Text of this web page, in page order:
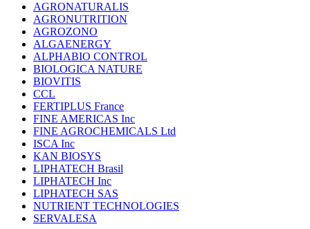
AGRONATURALIS
AGRONUTRITION
AGROZONO
ALGAENERGY
ALPHABIO CONTROL
BIOLOGICA NATURE
BIOVITIS
CCL
FERTIPLUS France
FINE AMERICAS Inc
FINE AGROCHEMICALS Ltd
ISCA Inc
KAN BIOSYS
LIPHATECH Brasil
LIPHATECH Inc
LIPHATECH SAS
NUTRIENT TECHNOLOGIES
SERVALESA